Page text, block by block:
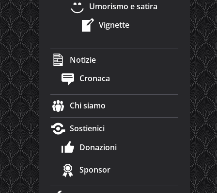
Umorismo e satira
Vignette
Notizie
Cronaca
Chi siamo
Sostienici
Donazioni
Sponsor